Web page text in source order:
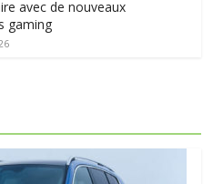
avec de nouveaux
gaming